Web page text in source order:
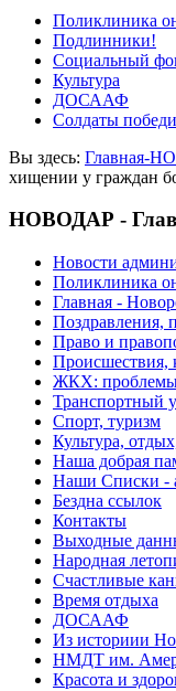
Поликлиника
Подлинники!
Социальный
Культура
ДОСААФ
Солдаты
Вы здесь: Главная-
хищении у граждан
НОВОДАР -
Новости
Поликлиника
Главная -
Поздравления,
Право и
Происшествия,
ЖКХ:
Транспортный
Спорт, туризм
Культура,
Наша добрая
Наши Списки -
Бездна ссылок
Контакты
Выходные
Народная
Счастливые
Время отдыха
ДОСААФ
Из историии
НМДТ им.
Красота и